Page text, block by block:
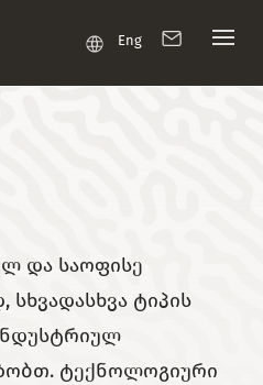
Eng
და საოფისე
სხვადასხვა ტიპის
ტექნოლოგიური